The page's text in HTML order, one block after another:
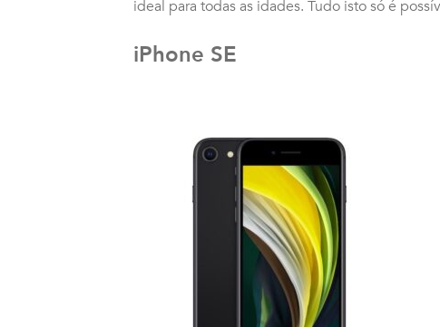
ideal para todas as idades. Tudo isto só é
iPhone SE